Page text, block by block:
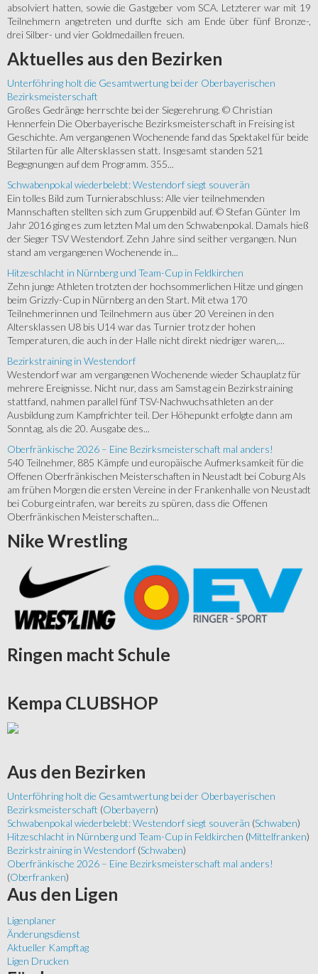
absolviert hatten, sowie die Gastgeber vom SCA. Letzterer war mit 19
Teilnehmern angetreten und durfte sich am Ende über fünf Bronze-,
drei Silber- und vier Goldmedaillen freuen.
Aktuelles aus den Bezirken
Unterföhring holt die Gesamtwertung bei der Oberbayerischen
Bezirksmeisterschaft
Großes Gedränge herrschte bei der Siegerehrung. © Christian
Hennerfein Die Oberbayerische Bezirksmeisterschaft in Freising ist
Geschichte. Am vergangenen Wochenende fand das Spektakel für beide
Stilarten für alle Altersklassen statt. Insgesamt standen 521
Begegnungen auf dem Programm. 355...
Schwabenpokal wiederbelebt: Westendorf siegt souverän
Ein tolles Bild zum Turnierabschluss: Alle vier teilnehmenden
Mannschaften stellten sich zum Gruppenbild auf. © Stefan Günter Im
Jahr 2016 ging es zum letzten Mal um den Schwabenpokal. Damals hieß
der Sieger TSV Westendorf. Zehn Jahre sind seither vergangen. Nun
stand am vergangenen Wochenende in...
Hitzeschlacht in Nürnberg und Team-Cup in Feldkirchen
Zehn junge Athleten trotzten der hochsommerlichen Hitze und gingen
beim Grizzly-Cup in Nürnberg an den Start. Mit etwa 170
Teilnehmerinnen und Teilnehmern aus über 20 Vereinen in den
Altersklassen U8 bis U14 war das Turnier trotz der hohen
Temperaturen, die auch in der Halle nicht direkt niedriger waren,...
Bezirkstraining in Westendorf
Westendorf war am vergangenen Wochenende wieder Schauplatz für
mehrere Ereignisse. Nicht nur, dass am Samstag ein Bezirkstraining
stattfand, nahmen parallel fünf TSV-Nachwuchsathleten an der
Ausbildung zum Kampfrichter teil. Der Höhepunkt erfolgte dann am
Sonntag, als die 20. Ausgabe des...
Oberfränkische 2026 – Eine Bezirksmeisterschaft mal anders!
540 Teilnehmer, 885 Kämpfe und europäische Aufmerksamkeit für die
Offenen Oberfränkischen Meisterschaften in Neustadt bei Coburg Als
am frühen Morgen die ersten Vereine in der Frankenhalle von Neustadt
bei Coburg eintrafen, war bereits zu spüren, dass die Offenen
Oberfränkischen Meisterschaften...
Nike Wrestling
Ringen macht Schule
Kempa CLUBSHOP
Aus den Bezirken
Unterföhring holt die Gesamtwertung bei der Oberbayerischen
Bezirksmeisterschaft (Oberbayern)
Schwabenpokal wiederbelebt: Westendorf siegt souverän (Schwaben)
Hitzeschlacht in Nürnberg und Team-Cup in Feldkirchen (Mittelfranken)
Bezirkstraining in Westendorf (Schwaben)
Oberfränkische 2026 – Eine Bezirksmeisterschaft mal anders!
(Oberfranken)
Aus den Ligen
Ligenplaner
Änderungsdienst
Aktueller Kampftag
Ligen Drucken